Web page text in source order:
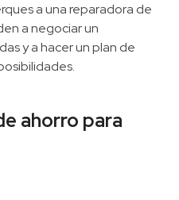
a una reparadora de
a negociar un
y a hacer un plan de
ahorro para